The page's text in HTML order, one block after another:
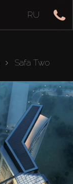
RU
Safa Two